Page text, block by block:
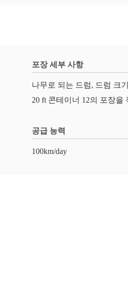
포장 세부 사항
나무로 되는 드럼, 드럼 크
20 ft 콘테이너 12의 포장을
공급 능력
100km/day